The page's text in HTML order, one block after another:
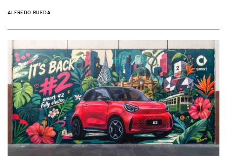
ALFREDO RUEDA